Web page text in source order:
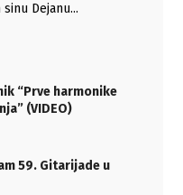
Dejanu...
“Prve harmonike
(VIDEO)
59. Gitarijade u